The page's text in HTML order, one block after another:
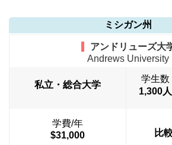
ミシガン州
アンドリューズ大
Andrews University
私立・総合大学
学生数
1,300人
学費/年
$31,000
比